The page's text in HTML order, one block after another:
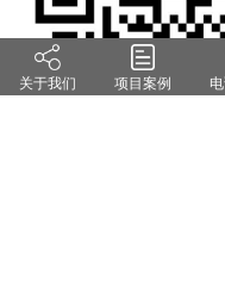
关于我们 项目案例